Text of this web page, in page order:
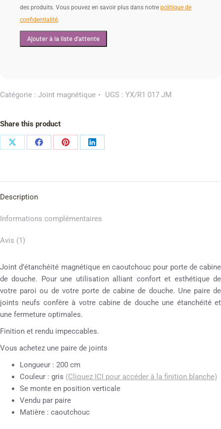
des produits. Vous pouvez en savoir plus dans notre politique de
confidentialité.
Catégorie : Joint magnétique UGS : YX/R1 017 JM
Share this product
Description
Informations complémentaires
Avis (1)
Joint d’étanchéité magnétique en caoutchouc pour porte de cabine
de douche. Pour une utilisation alliant confort et esthétique de
votre paroi ou de votre porte de cabine de douche. Une paire de
joints neufs confère à votre cabine de douche une étanchéité et
une fermeture optimales.
Finition et rendu impeccables.
Vous achetez une paire de joints
Longueur : 200 cm
Couleur : gris (Cliquez ICI pour accéder à la finition blanche)
Se monte en position verticale
Vendu par paire
Matière : caoutchouc